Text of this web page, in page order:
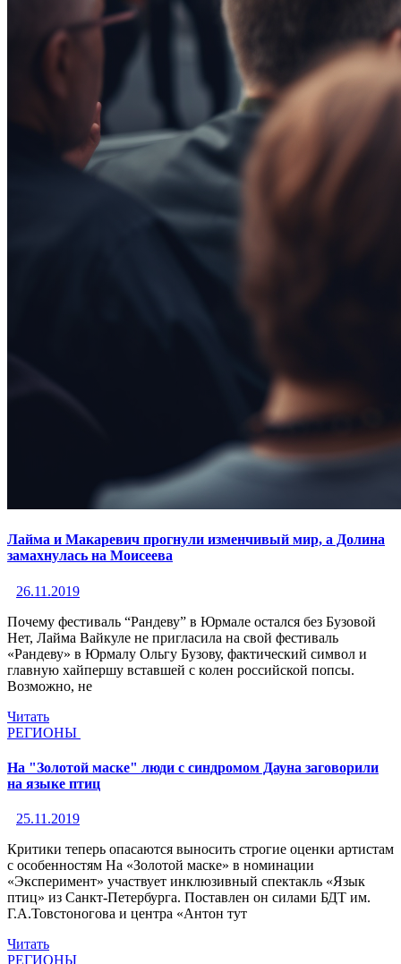
Лайма и Макаревич прогнули изменчивый мир, а Долина
замахнулась на Моисеева
26.11.2019
Почему фестиваль “Рандеву” в Юрмале остался без Бузовой
Нет, Лайма Вайкуле не пригласила на свой фестиваль
«Рандеву» в Юрмалу Ольгу Бузову, фактический символ и
главную хайпершу вставшей с колен российской попсы.
Возможно, не
Читать
РЕГИОНЫ
На "Золотой маске" люди с синдромом Дауна заговорили
на языке птиц
25.11.2019
Критики теперь опасаются выносить строгие оценки артистам
с особенностям На «Золотой маске» в номинации
«Эксперимент» участвует инклюзивный спектакль «Язык
птиц» из Санкт-Петербурга. Поставлен он силами БДТ им.
Г.А.Товстоногова и центра «Антон тут
Читать
РЕГИОНЫ